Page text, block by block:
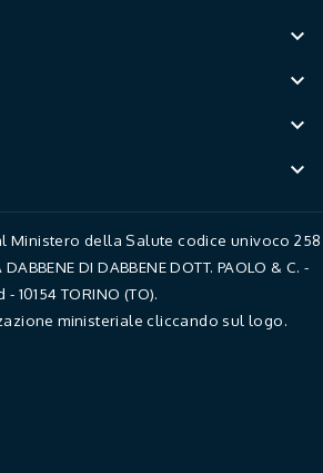




Ministero della Salute codice univoco 258
DI DABBENE DOTT. PAOLO & C. -
10154 TORINO (TO).
ministeriale cliccando sul logo.